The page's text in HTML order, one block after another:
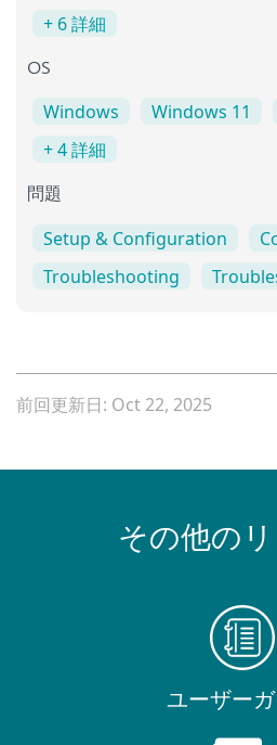
+ 6 詳細
OS
Windows Windows 11
+ 4 詳細
問題
Setup & Configuration
Troubleshooting
前回更新日: Oct 22, 2025
その他の
ユーザー